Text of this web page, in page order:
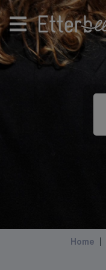
Home